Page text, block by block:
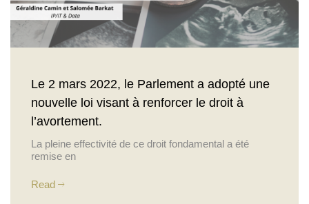
Le 2 mars 2022, le Parlement a adopté une
nouvelle loi visant à renforcer le droit à
l’avortement.
La pleine effectivité de ce droit fondamental a été
remise en
Read